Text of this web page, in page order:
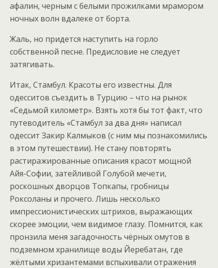
афалин, черным с белыми прожилками мрамором
ночных волн вдалеке от борта.
Жаль, но придется наступить на горло
собственной песне. Предисловие не следует
затягивать.
Итак, Стамбул. Красоты его известны. Для
одесситов съездить в Турцию – что на рынок
«Седьмой километр». Взять хотя бы тот факт, что
путеводитель «Стамбул за два дня» написал
одессит Закир Калмыков (с ним мы познакомились
в этом путешествии). Не стану повторять
растиражированные описания красот мощной
Айя-Софии, затейливой Голубой мечети,
роскошных дворцов Топкапы, гробницы
Роксоланы и прочего. Лишь несколько
импрессионистических штрихов, выражающих
скорее эмоции, чем видимое глазу. Помнится, как
пронзила меня загадочность чёрных омутов в
подземном хранилище воды Йеребатан, где
жёлтыми хризантемами вспыхивали отражения